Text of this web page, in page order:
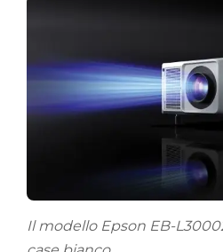
Il modello Epson EB-